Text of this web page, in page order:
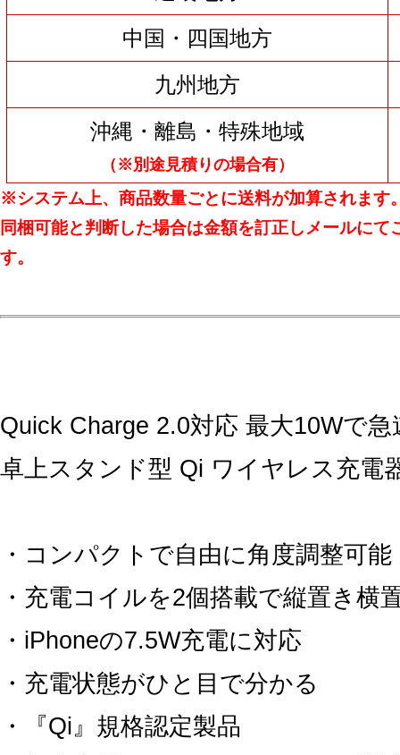
中国・四国地方
九州地方
沖縄・離島・特殊地域
（※別途見積りの場合有）
※システム上、商品数量ごとに送料が加算されます
同梱可能と判断した場合は金額を訂正しメールにて
す。
Quick Charge 2.0対応 最大10Wで急
卓上スタンド型 Qi ワイヤレス充電
・コンパクトで自由に角度調整可能
・充電コイルを2個搭載で縦置き横
・iPhoneの7.5W充電に対応
・充電状態がひと目で分かる
・『Qi』規格認定製品